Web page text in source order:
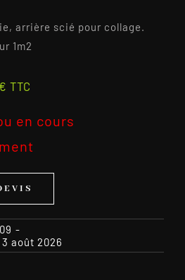
arrière scié pour collage.
1m2
€ TTC
en cours
-
août 2026